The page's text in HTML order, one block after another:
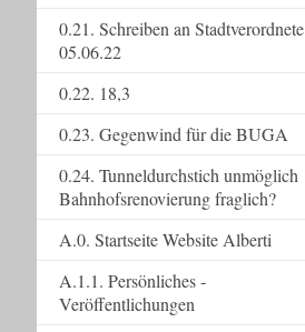
0.21. Schreiben an Stadtverordnete
05.06.22
0.22. 18,3
0.23. Gegenwind für die BUGA
0.24. Tunneldurchstich unmöglich
Bahnhofsrenovierung fraglich?
A.0. Startseite Website Alberti
A.1.1. Persönliches -
Veröffentlichungen